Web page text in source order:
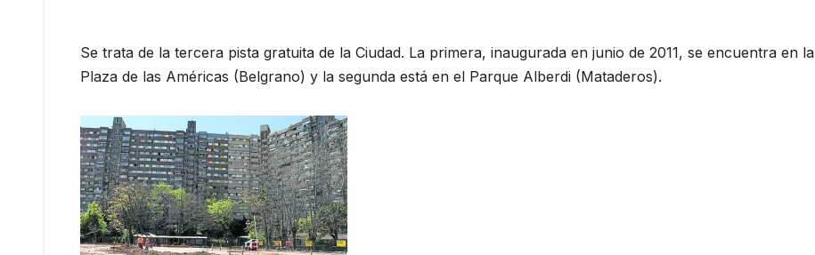
Se trata de la tercera pista gratuita de la Ciudad. La primera, inaugurada en junio de 2011, se encuentra en la
Plaza de las Américas (Belgrano) y la segunda está en el Parque Alberdi (Mataderos).